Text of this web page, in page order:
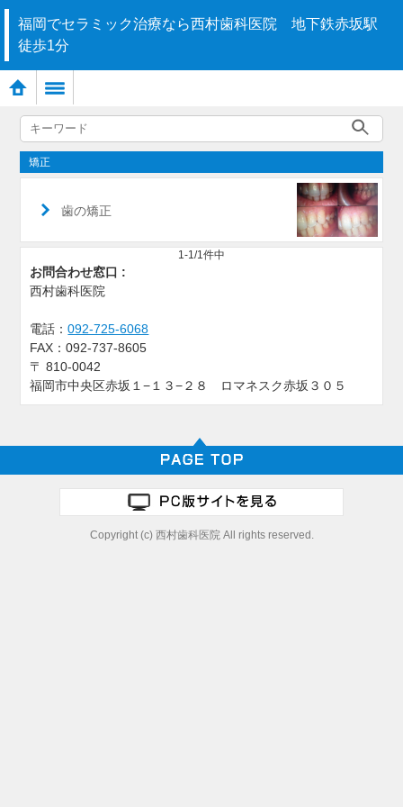
福岡でセラミック治療なら西村歯科医院 地下鉄赤坂駅
徒歩1分
矯正
歯の矯正
1-1/1件中
お問合わせ窓口 :
西村歯科医院
電話：092-725-6068
FAX：092-737-8605
〒810-0042
福岡市中央区赤坂１−１３−２８ ロマネスク赤坂３０５
Copyright (c) 西村歯科医院 All rights reserved.